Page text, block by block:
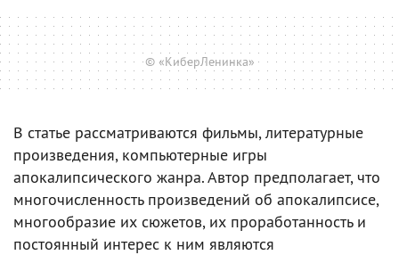
© «КиберЛенинка»
В статье рассматриваются фильмы, литературные
произведения, компьютерные игры
апокалипсического жанра. Автор предполагает, что
многочисленность произведений об апокалипсисе,
многообразие их сюжетов, их проработанность и
постоянный интерес к ним являются